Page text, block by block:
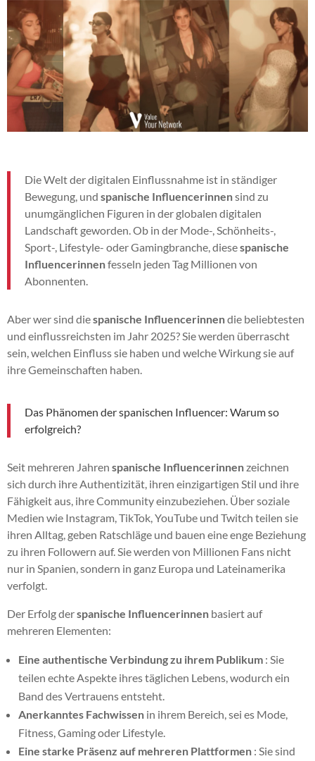
Die Welt der digitalen Einflussnahme ist in ständiger
Bewegung, und spanische Influencerinnensind zu
unumgänglichen Figuren in der globalen digitalen
Landschaft geworden. Ob in der Mode-, Schönheits-,
Sport-, Lifestyle- oder Gamingbranche, diesespanische
Influencerinnenfesseln jeden Tag Millionen von
Abonnenten.
Aber wer sind diespanische Influencerinnendie beliebtesten
und einflussreichsten im Jahr 2025? Sie werden überrascht
sein, welchen Einfluss sie haben und welche Wirkung sie auf
ihre Gemeinschaften haben.
Das Phänomen der spanischen Influencer: Warum so
erfolgreich?
Seit mehreren Jahren spanische Influencerinnenzeichnen
sich durch ihre Authentizität, ihren einzigartigen Stil und ihre
Fähigkeit aus, ihre Community einzubeziehen. Über soziale
Medien wie Instagram, TikTok, YouTube und Twitch teilen sie
ihren Alltag, geben Ratschläge und bauen eine enge Beziehung
zu ihren Followern auf. Sie werden von Millionen Fans nicht
nur in Spanien, sondern in ganz Europa und Lateinamerika
verfolgt.
Der Erfolg derspanische Influencerinnen basiert auf
mehreren Elementen:
Eine authentische Verbindung zu ihrem Publikum : Sie
teilen echte Aspekte ihres täglichen Lebens, wodurch ein
Band des Vertrauens entsteht.
Anerkanntes Fachwissen in ihrem Bereich, sei es Mode,
Fitness, Gaming oder Lifestyle.
Eine starke Präsenz auf mehreren Plattformen : Sie sind